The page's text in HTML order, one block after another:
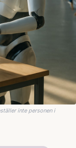
inte personen i